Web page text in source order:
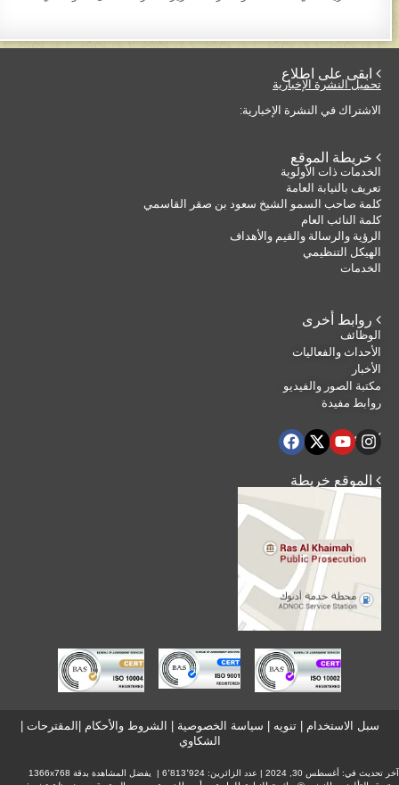
 ابقى على اطلاع
تحميل النشرة الإخبارية
الاشتراك في النشرة الإخبارية:
 خريطة الموقع
الخدمات ذات الأولوية
تعريف بالنيابة العامة
كلمة صاحب السمو الشيخ سعود بن صقر القاسمي
كلمة النائب العام
الرؤية والرسالة والقيم والأهداف
الهيكل التنظيمي
الخدمات
 روابط أخرى
الوظائف
الأحداث والفعاليات
الأخبار
مكتبة الصور والفيديو
روابط مفيدة
 تابعنا
 الموقع خريطة
سبل الاستخدام |تنويه سياسة الخصوصية الشروط والأحكام المقترحات
الشكاوي
آخر تحديث في: أغسطس 30, 2024 | عدد الزائرين: 6٬813٬924 | يفضل المشاهدة بدقة 1366x768